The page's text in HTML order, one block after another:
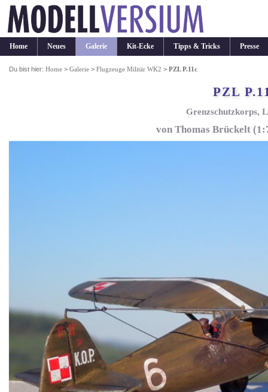
Home Neues Galerie Kit-Ecke Tipps & Tricks Presse
Du bist hier:Home >Galerie >Flugzeuge Militär WK2 >PZL P.11c
PZL
Grenzschutzkorps,
von Thomas Brückelt